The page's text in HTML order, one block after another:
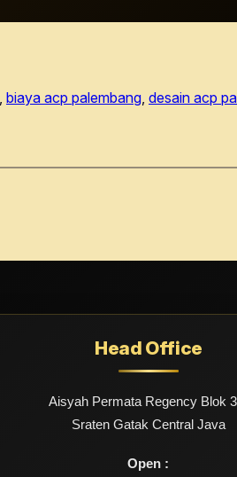
biaya acp palembang desain acp
Head Office
Aisyah Permata Regency Blok
Sraten Gatak Central Java
Open :